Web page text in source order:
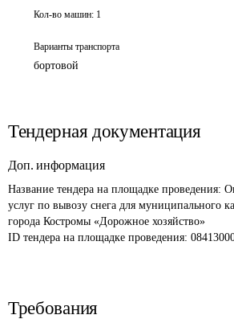
Кол-во машин: 1
Варианты транспорта
бортовой
Тендерная документация
Доп. информация
Название тендера на площадке проведения:
услуг по вывозу снега для муниципального
города Костромы «Дорожное хозяйство»
ID тендера на площадке проведения:
Требования